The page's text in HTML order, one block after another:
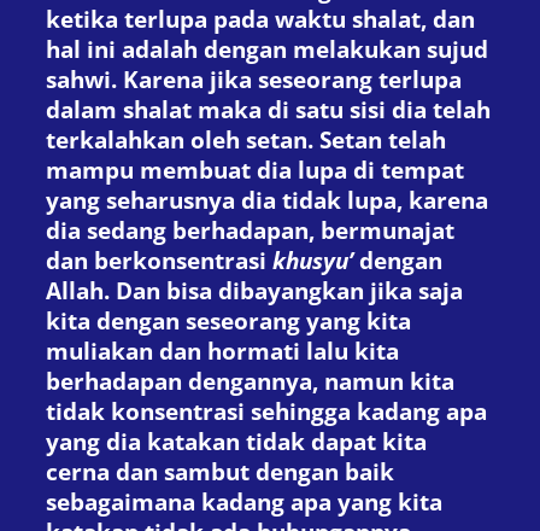
ketika terlupa pada waktu shalat, dan
hal ini adalah dengan melakukan sujud
sahwi. Karena jika seseorang terlupa
dalam shalat maka di satu sisi dia telah
terkalahkan oleh setan. Setan telah
mampu membuat dia lupa di tempat
yang seharusnya dia tidak lupa, karena
dia sedang berhadapan, bermunajat
dan berkonsentrasi khusyu’dengan
Allah. Dan bisa dibayangkan jika saja
kita dengan seseorang yang kita
muliakan dan hormati lalu kita
berhadapan dengannya, namun kita
tidak konsentrasi sehingga kadang apa
yang dia katakan tidak dapat kita
cerna dan sambut dengan baik
sebagaimana kadang apa yang kita